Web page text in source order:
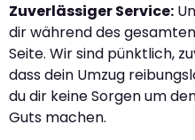
Zuverlässiger Service:
dir während des
Seite. Wir sind pünktlich,
dass dein Umzug
du dir keine Sorgen um
Guts machen.